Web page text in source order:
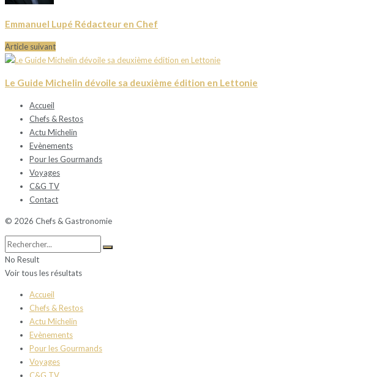
Emmanuel Lupé Rédacteur en Chef
Article suivant
Le Guide Michelin dévoile sa deuxième édition en Lettonie
Accueil
Chefs & Restos
Actu Michelin
Evènements
Pour les Gourmands
Voyages
C&G TV
Contact
© 2026 Chefs & Gastronomie
No Result
Voir tous les résultats
Accueil
Chefs & Restos
Actu Michelin
Evènements
Pour les Gourmands
Voyages